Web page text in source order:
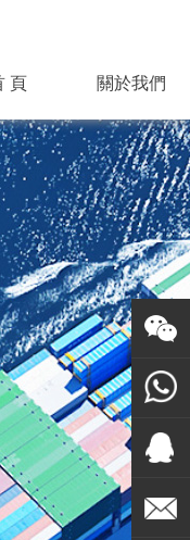
頁 關於我們
關注虹
速達
+86-
在線客